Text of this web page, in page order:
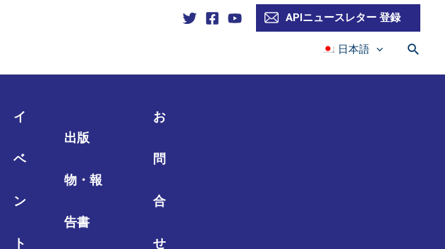
APIニュースレター 登録
日本語
検
イ
ベ
ン
ト
出版
物・報
告書
お
問
合
せ